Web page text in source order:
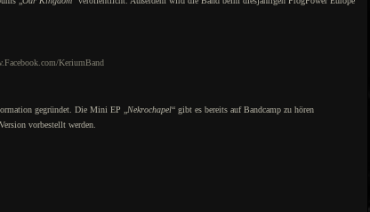
KeriumBand
gegründet. Die Mini EP „ Nekrochapel“ gibt es bereits auf Bandcamp zu hören
vorbestellt werden.